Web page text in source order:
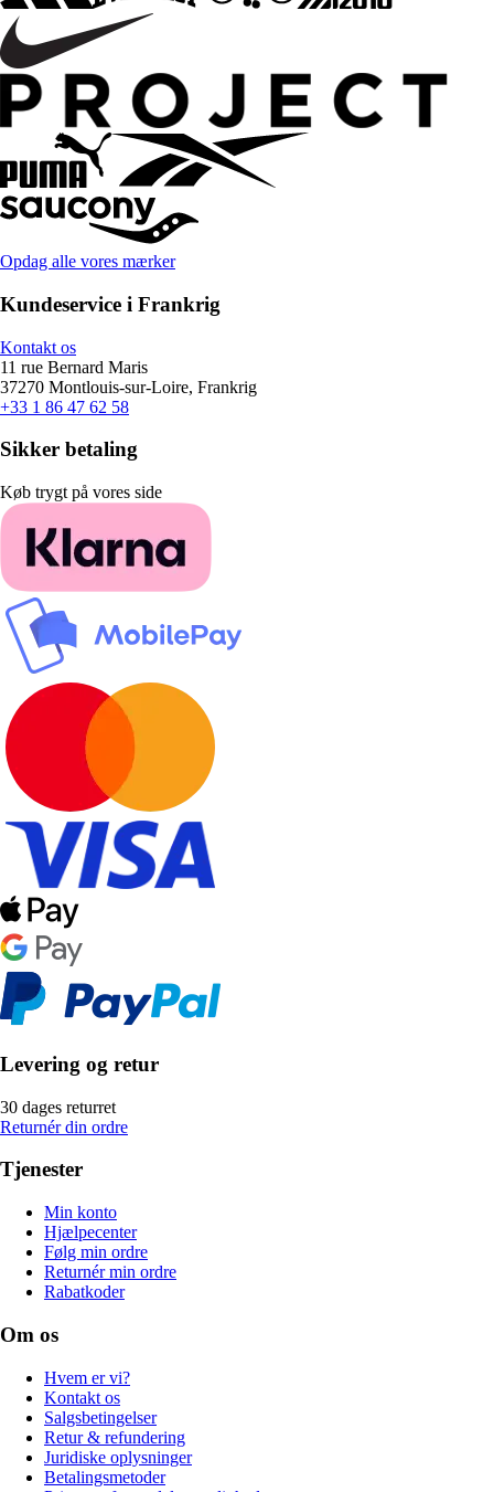
Opdag alle vores mærker
Kundeservice i Frankrig
Kontakt os
11 rue Bernard Maris
37270 Montlouis-sur-Loire, Frankrig
+33 1 86 47 62 58
Sikker betaling
Køb trygt på vores side
Levering og retur
30 dages returret
Returnér din ordre
Tjenester
Min konto
Hjælpecenter
Følg min ordre
Returnér min ordre
Rabatkoder
Om os
Hvem er vi?
Kontakt os
Salgsbetingelser
Retur & refundering
Juridiske oplysninger
Betalingsmetoder